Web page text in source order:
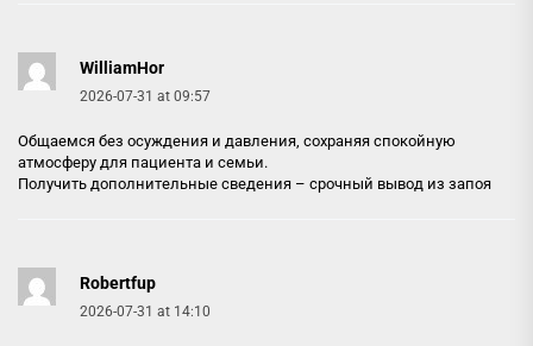
WilliamHor
2026-07-31 at 09:57
Общаемся без осуждения и давления, сохраняя спокойную
атмосферу для пациента и семьи.
Получить дополнительные сведения – срочный вывод из запоя
Robertfup
2026-07-31 at 14:10